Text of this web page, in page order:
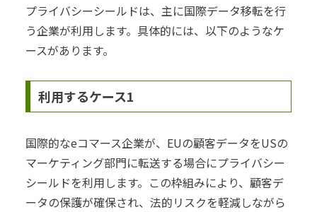
プライバシーシールドは、主に国際データ移転を行
う企業が利用します。具体的には、以下のようなケ
ースがあります。
利用するケース1
国際的なeコマース企業が、EUの顧客データをUSの
マーケティング部門に転送する場合にプライバシー
シールドを利用します。この枠組みにより、顧客デ
ータの保護が確保され、法的リスクを軽減しながら